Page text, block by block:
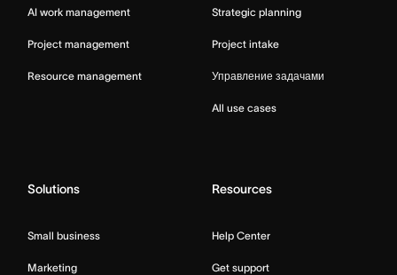
AI work management
Project management
Resource management
Strategic planning
Project intake
Управление задачами
All use cases
Solutions
Small business
Marketing
Resources
Help Center
Get support